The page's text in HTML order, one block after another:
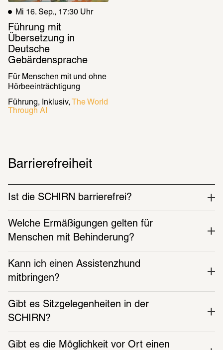
Mi 16. Sep., 17:30 Uhr
Führung mit
Übersetzung in
Deutsche
Gebärdensprache
Für Menschen mit und ohne
Hörbeeinträchtigung
Führung Inklusiv
The World
Through AI
Barrierefreiheit
Ist die SCHIRN barrierefrei?
Welche Ermäßigungen gelten für
Menschen mit Behinderung?
Kann ich einen Assistenzhund
mitbringen?
Gibt es Sitzgelegenheiten in der
SCHIRN?
Gibt es die Möglichkeit vor Ort einen